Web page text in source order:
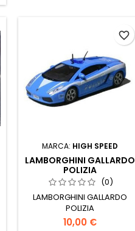
MARCA: HIGH SPEED
LAMBORGHINI GALLARDO
POLIZIA
(0)
LAMBORGHINI GALLARDO
POLIZIA
10,00 €
favorite_border